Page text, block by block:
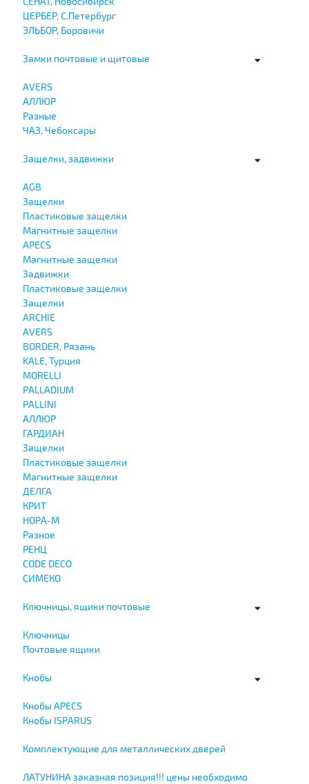
ЦЕРБЕР, С.Петербург
ЭЛЬБОР, Боровичи
Замки почтовые и щитовые
AVERS
АЛЛЮР
Разные
ЧАЗ, Чебоксары
Защелки, задвижки
AGB
Защелки
Пластиковые защелки
Магнитные защелки
APECS
Магнитные защелки
Задвижки
Пластиковые защелки
Защелки
ARCHIE
AVERS
BORDER, Рязань
KALE, Турция
MORELLI
PALLADIUM
PALLINI
АЛЛЮР
ГАРДИАН
Защелки
Пластиковые защелки
Магнитные защелки
ДЕЛГА
КРИТ
НОРА-М
Разное
РЕНЦ
СODE DECO
СИМЕКО
Ключницы, ящики почтовые
Ключницы
Почтовые ящики
Кнобы
Кнобы APECS
Кнобы ISPARUS
Комплектующие для металлических дверей
ЛАТУНИНА заказная позиция!!! цены необходимо